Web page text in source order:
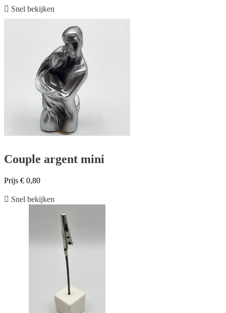
 Snel bekijken
Couple argent mini
Prijs € 0,80
 Snel bekijken